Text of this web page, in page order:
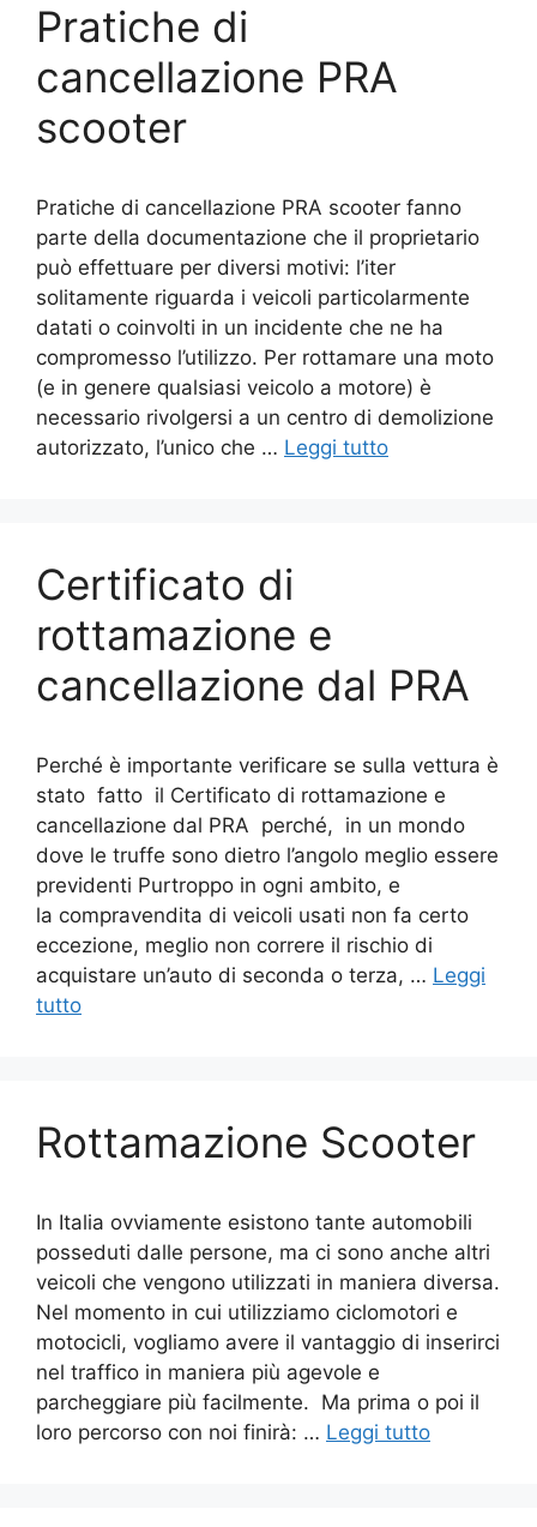
Pratiche di
cancellazione PRA
scooter
Pratiche di cancellazione PRA scooter fanno
parte della documentazione che il proprietario
può effettuare per diversi motivi: l’iter
solitamente riguarda i veicoli particolarmente
datati o coinvolti in un incidente che ne ha
compromesso l’utilizzo. Per rottamare una moto
(e in genere qualsiasi veicolo a motore) è
necessario rivolgersi a un centro di demolizione
autorizzato, l’unico che … Leggi tutto
Certificato di
rottamazione e
cancellazione dal PRA
Perché è importante verificare se sulla vettura è
stato fatto il Certificato di rottamazione e
cancellazione dal PRA perché, in un mondo
dove le truffe sono dietro l’angolo meglio essere
previdenti Purtroppo in ogni ambito, e
la compravendita di veicoli usati non fa certo
eccezione, meglio non correre il rischio di
acquistare un’auto di seconda o terza, … Leggi
tutto
Rottamazione Scooter
In Italia ovviamente esistono tante automobili
posseduti dalle persone, ma ci sono anche altri
veicoli che vengono utilizzati in maniera diversa.
Nel momento in cui utilizziamo ciclomotori e
motocicli, vogliamo avere il vantaggio di inserirci
nel traffico in maniera più agevole e
parcheggiare più facilmente. Ma prima o poi il
loro percorso con noi finirà: … Leggi tutto